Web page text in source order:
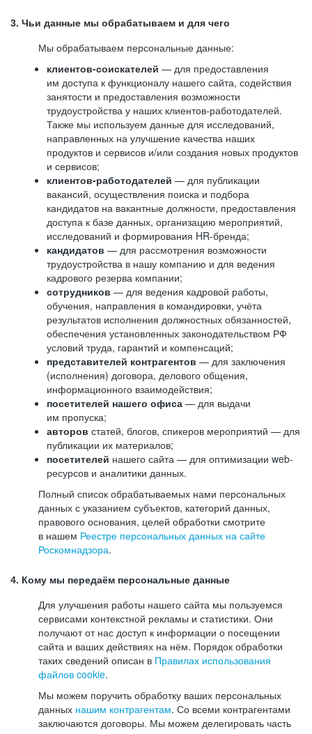
3. Чьи данные мы обрабатываем и для чего
Мы обрабатываем персональные данные:
клиентов-соискателей — для предоставления
им доступа к функционалу нашего сайта, содействия
занятости и предоставления возможности
трудоустройства у наших клиентов-работодателей.
Также мы используем данные для исследований,
направленных на улучшение качества наших
продуктов и сервисов и/или создания новых продуктов
и сервисов;
клиентов-работодателей — для публикации
вакансий, осуществления поиска и подбора
кандидатов на вакантные должности, предоставления
доступа к базе данных, организацию мероприятий,
исследований и формирования HR-бренда;
кандидатов — для рассмотрения возможности
трудоустройства в нашу компанию и для ведения
кадрового резерва компании;
сотрудников — для ведения кадровой работы,
обучения, направления в командировки, учёта
результатов исполнения должностных обязанностей,
обеспечения установленных законодательством РФ
условий труда, гарантий и компенсаций;
представителей контрагентов — для заключения
(исполнения) договора, делового общения,
информационного взаимодействия;
посетителей нашего офиса — для выдачи
им пропуска;
авторов статей, блогов, спикеров мероприятий — для
публикации их материалов;
посетителей нашего сайта — для оптимизации web-
ресурсов и аналитики данных.
Полный список обрабатываемых нами персональных
данных с указанием субъектов, категорий данных,
правового основания, целей обработки смотрите
в нашем Реестре персональных данных на сайте
Роскомнадзора.
4. Кому мы передаём персональные данные
Для улучшения работы нашего сайта мы пользуемся
сервисами контекстной рекламы и статистики. Они
получают от нас доступ к информации о посещении
сайта и ваших действиях на нём. Порядок обработки
таких сведений описан в Правилах использования
файлов cookie.
Мы можем поручить обработку ваших персональных
данных нашим контрагентам. Со всеми контрагентами
заключаются договоры. Мы можем делегировать часть